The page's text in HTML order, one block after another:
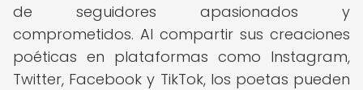
de seguidores apasionados y
comprometidos. Al compartir sus creaciones
poéticas en plataformas como Instagram,
Twitter, Facebook y TikTok, los poetas pueden